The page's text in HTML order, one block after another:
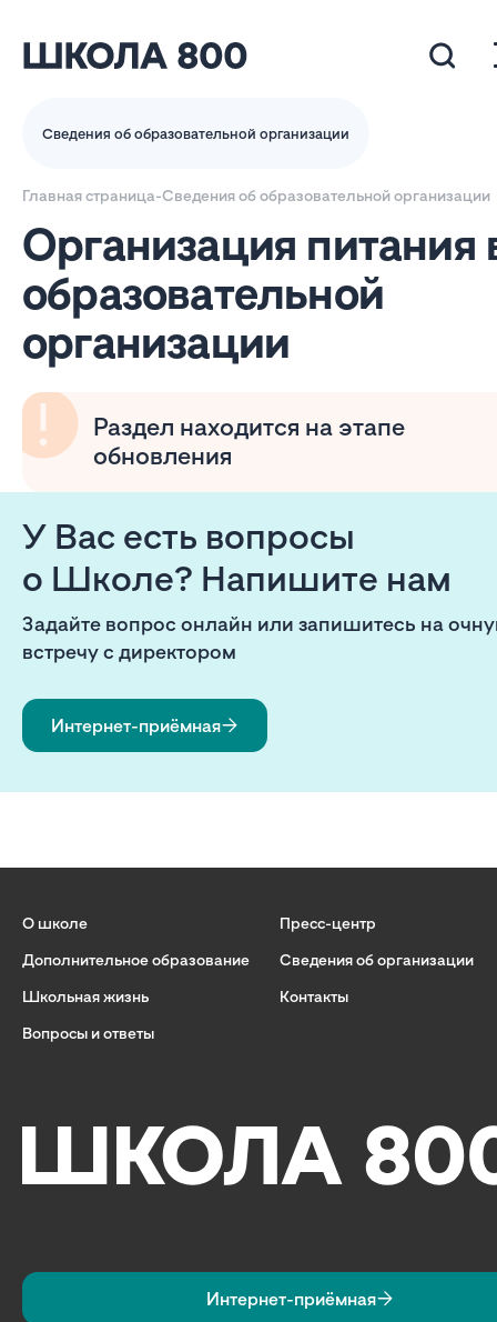
Сведения об образовательной организации
Главная страница-Сведения об образовательной организации
Организация питания
образовательной
организации
Раздел находится на этапе
обновления
У Вас есть вопросы
о Школе? Напишите нам
Задайте вопрос онлайн или запишитесь на
встречу с директором
Интернет-приёмная
О школе
Дополнительное образование
Школьная жизнь
Вопросы и ответы
Пресс-центр
Сведения об организации
Контакты
Интернет-приёмная